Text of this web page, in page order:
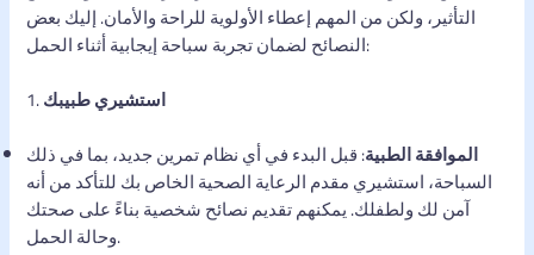
التأثير، ولكن من المهم إعطاء الأولوية للراحة والأمان. إليك بعض
النصائح لضمان تجربة سباحة إيجابية أثناء الحمل:
1.استشيري طبيبك
الموافقة الطبية: قبل البدء في أي نظام تمرين جديد، بما في ذلك
السباحة، استشيري مقدم الرعاية الصحية الخاص بك للتأكد من أنه
آمن لك ولطفلك. يمكنهم تقديم نصائح شخصية بناءً على صحتك
وحالة الحمل.